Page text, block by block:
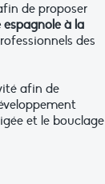
de proposer
à la
des
afin de
et le bouclage